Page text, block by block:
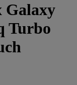
Galaxy
Turbo